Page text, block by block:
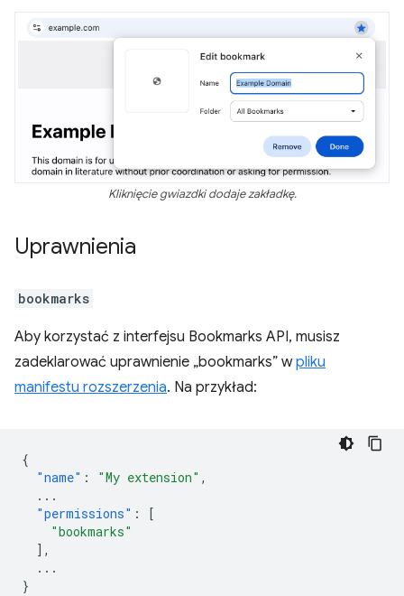
Kliknięcie gwiazdki dodaje zakładkę.
Uprawnienia
bookmarks
Aby korzystać z interfejsu Bookmarks API, musisz
zadeklarować uprawnienie „bookmarks” wpliku
manifestu rozszerzenia. Na przykład:
{
"name" : "My extension" ,
...
"permissions" :
[
"bookmarks"
],
...
}